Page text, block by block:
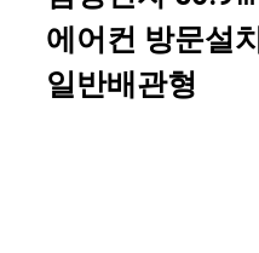
에어컨 방문설
일반배관형